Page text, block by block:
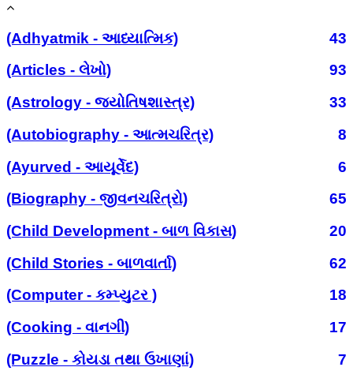
(Adhyatmik - આધ્યાત્મિક)
43
(Articles - લેખો)
93
(Astrology - જ્યોતિષશાસ્ત્ર)
33
(Autobiography - આત્મચરિત્ર)
8
(Ayurved - આયૂર્વેદ)
6
(Biography - જીવનચરિત્રો)
65
(Child Development - બાળ વિકાસ)
20
(Child Stories - બાળવાર્તા)
62
(Computer - કમ્પ્યુટર )
18
(Cooking - વાનગી)
17
(Puzzle - કોયડા તથા ઉખાણાં)
7